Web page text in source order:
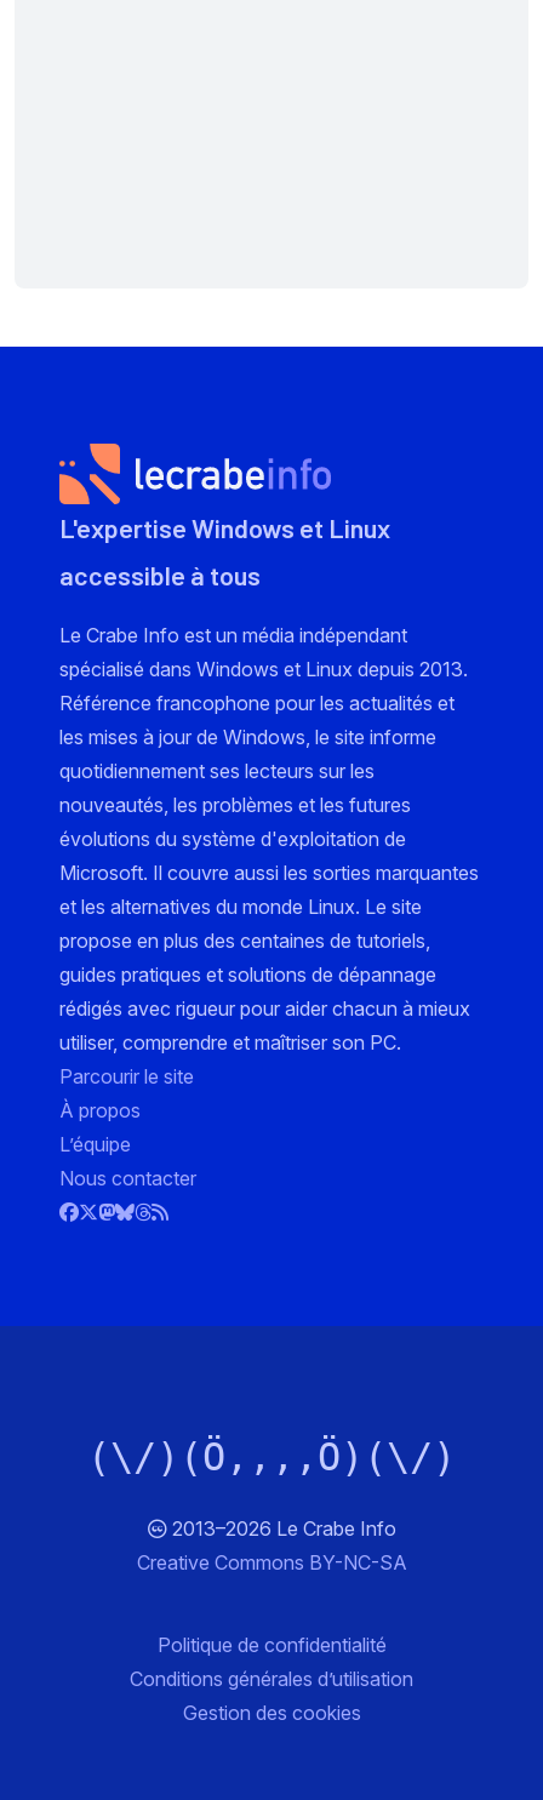
L'expertise Windows et Linux
accessible à tous
Le Crabe Info est un média indépendant
spécialisé dans Windows et Linux depuis 2013.
Référence francophone pour les actualités et
les mises à jour de Windows, le site informe
quotidiennement ses lecteurs sur les
nouveautés, les problèmes et les futures
évolutions du système d'exploitation de
Microsoft. Il couvre aussi les sorties marquantes
et les alternatives du monde Linux. Le site
propose en plus des centaines de tutoriels,
guides pratiques et solutions de dépannage
rédigés avec rigueur pour aider chacun à mieux
utiliser, comprendre et maîtriser son PC.
Parcourir le site
À propos
L’équipe
Nous contacter
(\/)(Ö,,,,Ö)(\/)
2013–2026 Le Crabe Info
Creative Commons BY-NC-SA
Politique de confidentialité
Conditions générales d’utilisation
Gestion des cookies